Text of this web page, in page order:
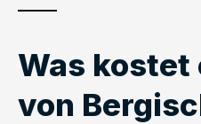
Was kostet
von